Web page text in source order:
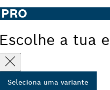
PRO
Escolhe a tua
Seleciona uma variante